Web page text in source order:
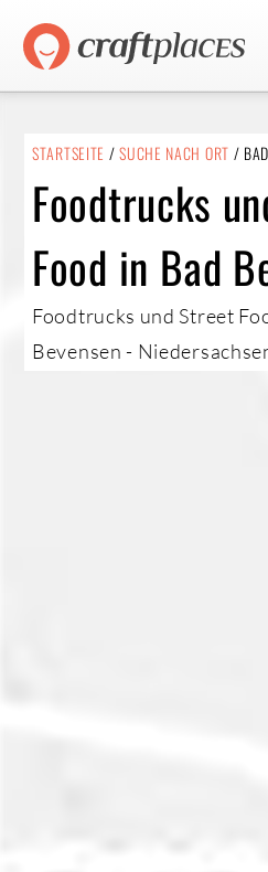
STARTSEITE /SUCHE NACH ORT /
Foodtrucks
Food in Bad
Foodtrucks und Street
Bevensen -